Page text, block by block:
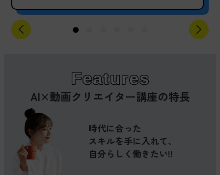
AI×動画クリエイター講座の特長
Features
時代に合った
スキルを手に入れて、
自分らしく働きたい!!